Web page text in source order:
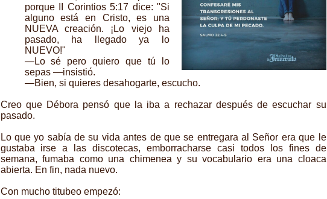
porque II Corintios 5:17 dice: "Si
alguno está en Cristo, es una
NUEVA creación. ¡Lo viejo ha
pasado, ha llegado ya lo
NUEVO!"
—Lo sé pero quiero que tú lo
sepas —insistió.
—Bien, si quieres desahogarte, escucho.
Creo que Débora pensó que la iba a rechazar después de escuchar su
pasado.
Lo que yo sabía de su vida antes de que se entregara al Señor era que le
gustaba irse a las discotecas, emborracharse casi todos los fines de
semana, fumaba como una chimenea y su vocabulario era una cloaca
abierta. En fin, nada nuevo.
Con mucho titubeo empezó: